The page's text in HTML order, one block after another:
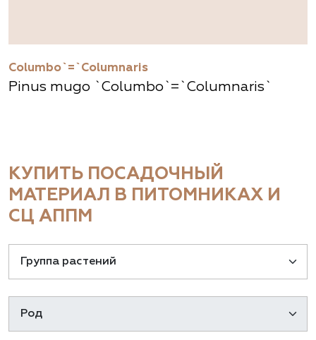
Columbo`=`Columnaris
Pinus mugo `Columbo`=`Columnaris`
КУПИТЬ ПОСАДОЧНЫЙ
МАТЕРИАЛ В ПИТОМНИКАХ И
СЦ АППМ